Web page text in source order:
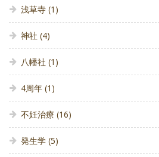
浅草寺 (1)
神社 (4)
八幡社 (1)
4周年 (1)
不妊治療 (16)
発生学 (5)